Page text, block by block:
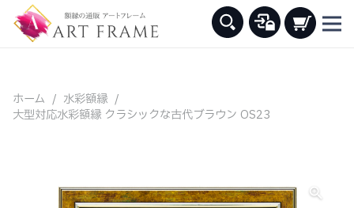
ホーム / 水彩額縁 /
大型対応水彩額縁 クラシックな古代ブラウン OS23